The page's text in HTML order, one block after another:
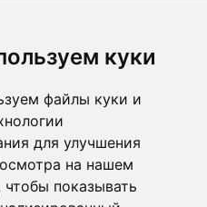
куки
файлы куки и
для улучшения
на нашем
чтобы показывать
ответственностью
г. Минск, пр-т Газеты
63
.